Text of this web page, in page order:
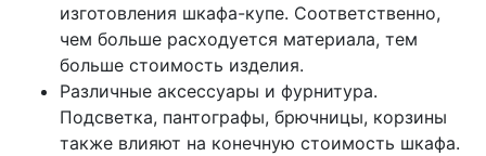
изготовления шкафа-купе. Соответственно,
чем больше расходуется материала, тем
больше стоимость изделия.
Различные аксессуары и фурнитура.
Подсветка, пантографы, брючницы, корзины
также влияют на конечную стоимость шкафа.